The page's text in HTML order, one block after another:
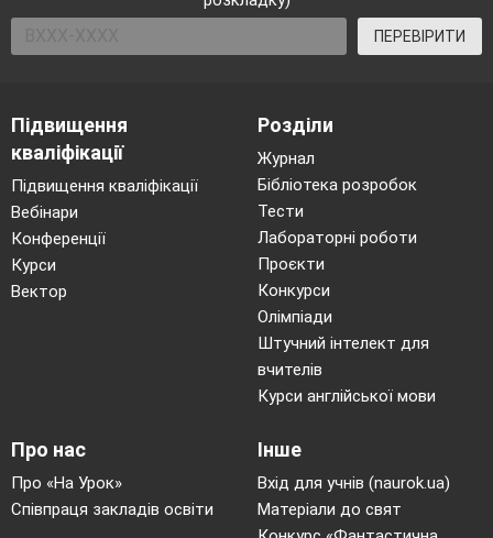
ПЕРЕВІРИТИ
Підвищення
кваліфікації
Підвищення кваліфікації
Вебінари
Конференції
Курси
Вектор
Розділи
Журнал
Бібліотека розробок
Тести
Лабораторні роботи
Проєкти
Конкурси
Олімпіади
Штучний інтелект для
вчителів
Курси англійської мови
Про нас
Про «На Урок»
Співпраця закладів освіти
Інше
Вхід для учнів (naurok.ua)
Матеріали до свят